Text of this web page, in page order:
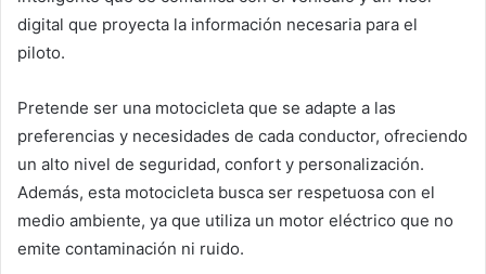
digital que proyecta la información necesaria para el
piloto.
Pretende ser una motocicleta que se adapte a las
preferencias y necesidades de cada conductor, ofreciendo
un alto nivel de seguridad, confort y personalización.
Además, esta motocicleta busca ser respetuosa con el
medio ambiente, ya que utiliza un motor eléctrico que no
emite contaminación ni ruido.